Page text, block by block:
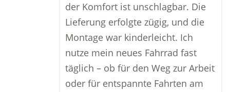
der Komfort ist unschlagbar. Die
Lieferung erfolgte zügig, und die
Montage war kinderleicht. Ich
nutze mein neues Fahrrad fast
täglich – ob für den Weg zur Arbeit
oder für entspannte Fahrten am